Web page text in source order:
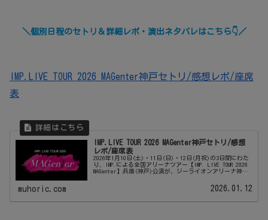
＼個別日程のセトリ＆詳細レポ・演出ネタバレはこちら👇／
IMP.LIVE TOUR 2026 MAGenter神戸セトリ/感想レポ/座席
表
IMP.LIVE TOUR 2026 MAGenter神戸セトリ/感想
レポ/座席表
2026年1月10日(土)・11日(日)・12日(月祝)の3日間にわた
り、IMP.による全国アリーナツアー【IMP. LIVE TOUR 2026
MAGenter】兵庫(神戸)公演が、ジーライオンアリーナ神戸
muhoric.com 2026.01.12